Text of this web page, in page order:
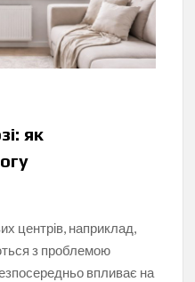
як
центрів, наприклад,
з проблемою
впливає на